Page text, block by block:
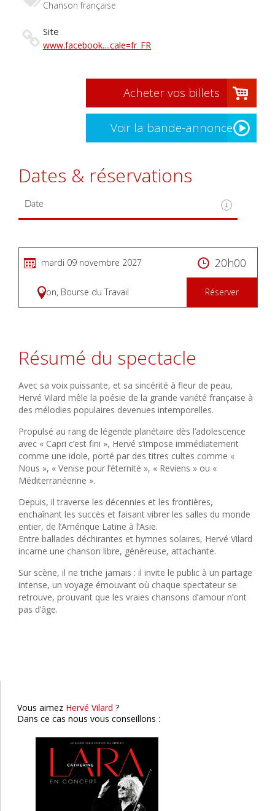
Chanson française
Site
www.facebook....cale=fr_FR
Acheter vos billets
Voir la bande-annonce
Dates & réservations
mardi 09 novembre 2027 20h00
Réserver
Lyon, Bourse du Travail
Résumé du spectacle
Avec sa voix puissante, et sa sincérité à fleur de peau,
Hervé Vilard mêle la poésie de la grande variété française à
des mélodies populaires devenues intemporelles.
Propulsé au rang de légende planétaire dès l’adolescence
avec « Capri c’est fini », Hervé s’impose immédiatement
comme une idole, porté par des titres cultes comme «
Nous », « Venise pour l’éternité », « Reviens » ou «
Méditerranéenne ».
Depuis, il traverse les décennies et les frontières,
enchaînant les succès et faisant vibrer les salles du monde
entier, de l’Amérique Latine à l’Asie.
Entre ballades déchirantes et hymnes solaires, Hervé Vilard
incarne une chanson libre, généreuse, attachante.
Sur scène, il ne triche jamais : il invite le public à un partage
intense, un voyage émouvant où chaque spectateur se
retrouve, prouvant que les vraies chansons d’amour n’ont
pas d’âge.
Vous aimez Hervé Vilard ?
Dans ce cas nous vous conseillons :